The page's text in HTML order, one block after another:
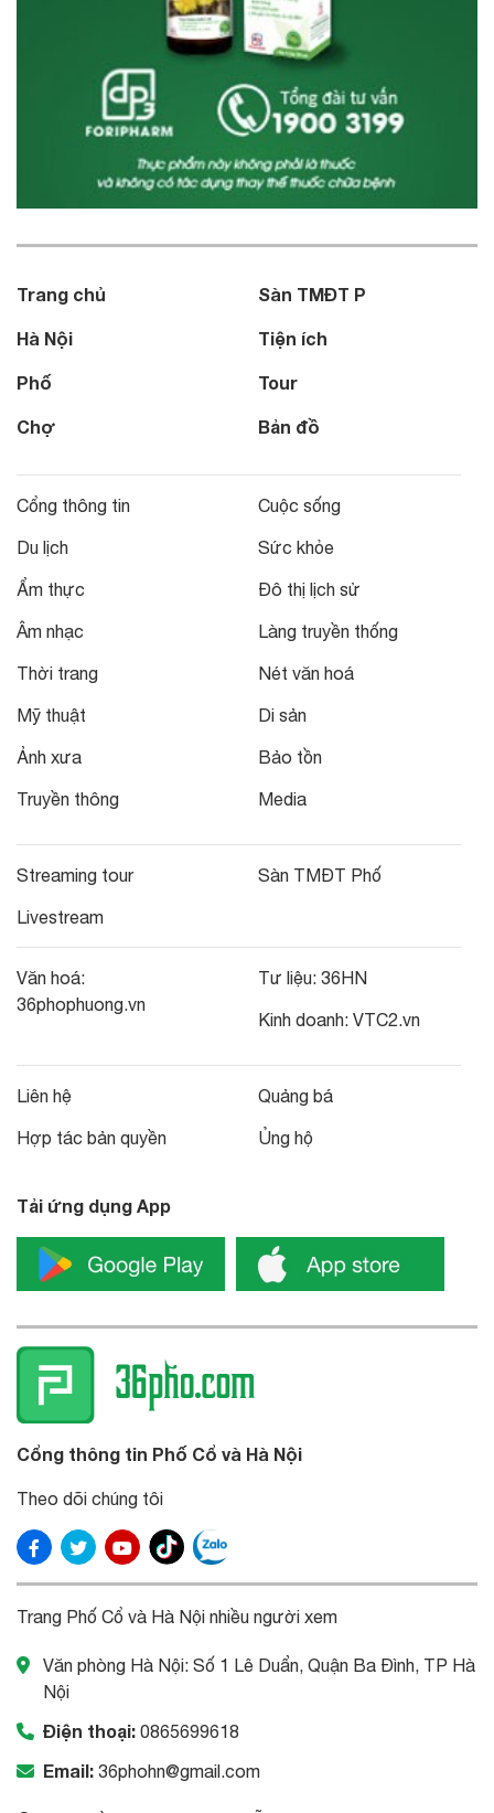
Trang chủ
Hà Nội
Phố
Chợ
Sàn TMĐT P
Tiện ích
Tour
Bản đồ
Cổng thông tin
Du lịch
Ẩm thực
Âm nhạc
Thời trang
Mỹ thuật
Ảnh xưa
Truyền thông
Cuộc sống
Sức khỏe
Đô thị lịch sử
Làng truyền thống
Nét văn hoá
Di sản
Bảo tồn
Media
Streaming tour
Livestream
Sàn TMĐT Phố
Văn hoá:
36phophuong.vn
Tư liệu: 36HN
Kinh doanh: VTC2.vn
Liên hệ
Hợp tác bản quyền
Quảng bá
Ủng hộ
Tải ứng dụng App
Cổng thông tin Phố Cổ và Hà Nội
Theo dõi chúng tôi
Trang Phố Cổ và Hà Nội nhiều người xem
Văn phòng Hà Nội: Số 1 Lê Duẩn, Quận Ba Đình, TP Hà
Nội
Điện thoại: 0865699618
Email: 36phohn@gmail.com